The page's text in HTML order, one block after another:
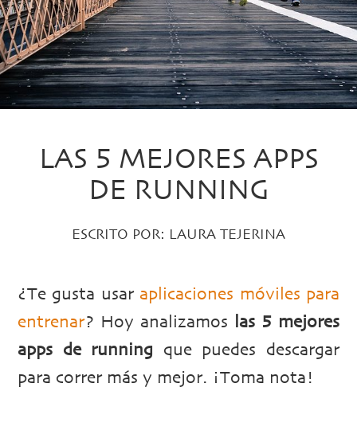
LAS 5 MEJORES APPS
DE RUNNING
ESCRITO POR: LAURA TEJERINA
¿Te gusta usar aplicaciones móviles para
entrenar? Hoy analizamos
las 5 mejores
apps de running que puedes descargar
para correr más y mejor. ¡Toma nota!